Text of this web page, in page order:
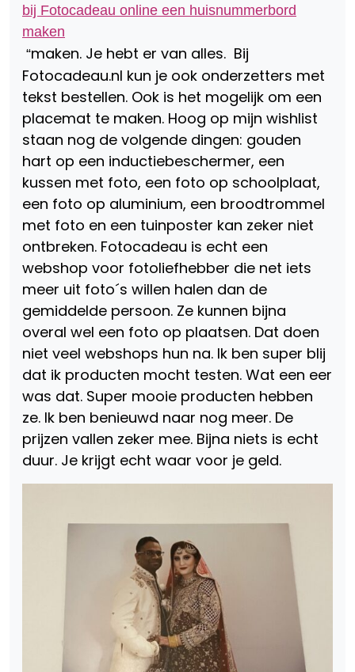
bij Fotocadeau online een huisnummerbord
maken
“maken. Je hebt er van alles. Bij
Fotocadeau.nl kun je ook onderzetters met
tekst bestellen. Ook is het mogelijk om een
placemat te maken. Hoog op mijn wishlist
staan nog de volgende dingen: gouden
hart op een inductiebeschermer, een
kussen met foto, een foto op schoolplaat,
een foto op aluminium, een broodtrommel
met foto en een tuinposter kan zeker niet
ontbreken. Fotocadeau is echt een
webshop voor fotoliefhebber die net iets
meer uit foto´s willen halen dan de
gemiddelde persoon. Ze kunnen bijna
overal wel een foto op plaatsen. Dat doen
niet veel webshops hun na. Ik ben super blij
dat ik producten mocht testen. Wat een eer
was dat. Super mooie producten hebben
ze. Ik ben benieuwd naar nog meer. De
prijzen vallen zeker mee. Bijna niets is echt
duur. Je krijgt echt waar voor je geld.